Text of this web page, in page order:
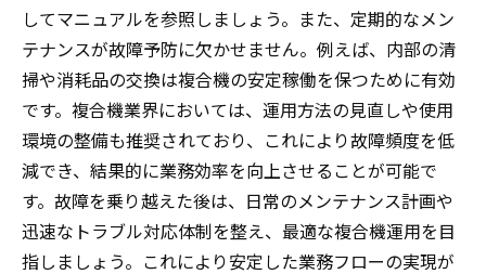
してマニュアルを参照しましょう。また、定期的なメン
テナンスが故障予防に欠かせません。例えば、内部の清
掃や消耗品の交換は複合機の安定稼働を保つために有効
です。複合機業界においては、運用方法の見直しや使用
環境の整備も推奨されており、これにより故障頻度を低
減でき、結果的に業務効率を向上させることが可能で
す。故障を乗り越えた後は、日常のメンテナンス計画や
迅速なトラブル対応体制を整え、最適な複合機運用を目
指しましょう。これにより安定した業務フローの実現が